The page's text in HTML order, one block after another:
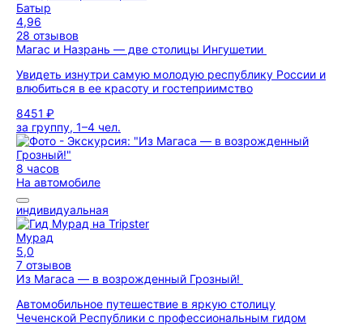
Батыр
4,96
28 отзывов
Магас и Назрань — две столицы Ингушетии
Увидеть изнутри самую молодую республику России и
влюбиться в ее красоту и гостеприимство
8451 ₽
за группу, 1–4 чел.
8 часов
На автомобиле
индивидуальная
Мурад
5,0
7 отзывов
Из Магаса — в возрожденный Грозный!
Автомобильное путешествие в яркую столицу
Чеченской Республики с профессиональным гидом